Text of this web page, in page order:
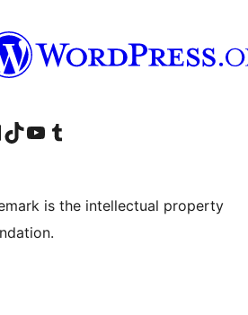
Facebookde Instagram
cuenta de LinkedIn
Visita nuestra cuenta de TikTok
Visita nuestro canal de YouTube
Visita nuestra cuenta de Tumblr
is the intellectual property